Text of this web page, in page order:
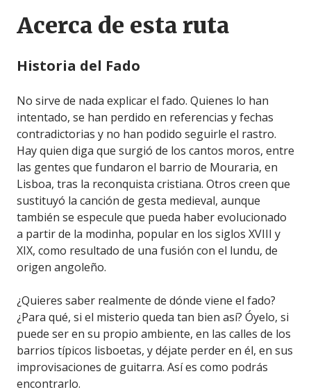
Acerca de esta ruta
Historia del Fado
No sirve de nada explicar el fado. Quienes lo han
intentado, se han perdido en referencias y fechas
contradictorias y no han podido seguirle el rastro.
Hay quien diga que surgió de los cantos moros, entre
las gentes que fundaron el barrio de Mouraria, en
Lisboa, tras la reconquista cristiana. Otros creen que
sustituyó la canción de gesta medieval, aunque
también se especule que pueda haber evolucionado
a partir de la modinha, popular en los siglos XVIII y
XIX, como resultado de una fusión con el lundu, de
origen angoleño.
¿Quieres saber realmente de dónde viene el fado?
¿Para qué, si el misterio queda tan bien así? Óyelo, si
puede ser en su propio ambiente, en las calles de los
barrios típicos lisboetas, y déjate perder en él, en sus
improvisaciones de guitarra. Así es como podrás
encontrarlo.